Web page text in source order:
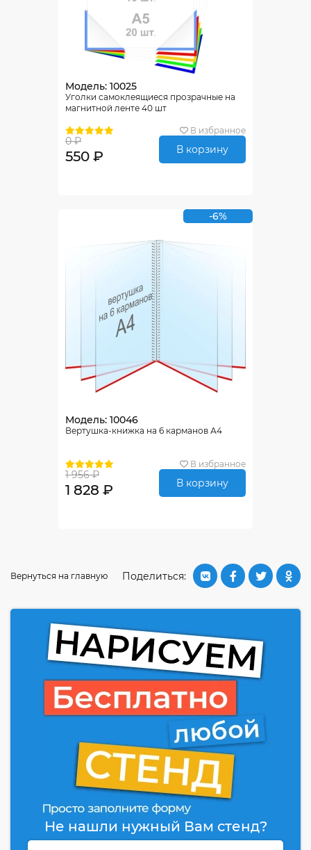
Модель: 10025
Уголки самоклеящиеся прозрачные на
магнитной ленте 40 шт
В избранное
0 ₽
550 ₽ В корзину
-6%
Модель: 10046
Вертушка-книжка на 6 карманов А4
В избранное
1 956 ₽
1 828 ₽ В корзину
Поделиться:
Вернуться на главную
Не нашли нужный Вам стенд?